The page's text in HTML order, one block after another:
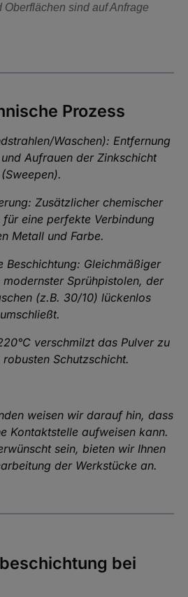
Oberflächen sind auf Anfrage
Prozess
Waschen): Entfernung
Aufrauen der Zinkschicht
(Sweepen).
Zusätzlicher chemischer
eine perfekte Verbindung
Metall und Farbe.
Beschichtung: Gleichmäßiger
Sprühpistolen, der
(z.B. 30/10) lückenlos
umschließt.
verschmilzt das Pulver zu
Schutzschicht.
weisen wir darauf hin, dass
Kontaktstelle aufweisen kann.
sein, bieten wir Ihnen
der Werkstücke an.
bei